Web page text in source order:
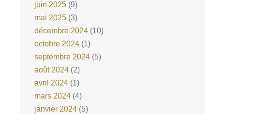
juin 2025(9)
mai 2025(3)
décembre 2024(10)
octobre 2024(1)
septembre 2024(5)
août 2024(2)
avril 2024(1)
mars 2024(4)
janvier 2024(5)